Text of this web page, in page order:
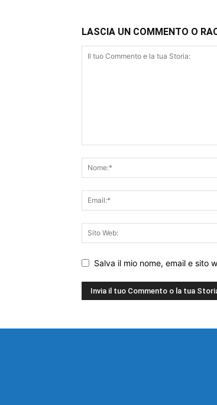
LASCIA UN COMMENTO O
Salva il mio nome, email e sito